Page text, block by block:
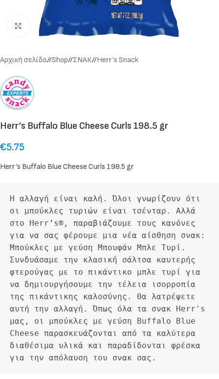
Click to enlarge
Αρχική σελίδα/ Shop/ ΣΝΑΚ/ Herr’s Snack
Herr’s Buffalo Blue Cheese Curls 198.5 gr
€5.75
Herr’s Buffalo Blue Cheese Curls 198.5 gr
Η αλλαγή είναι καλή. Όλοι γνωρίζουν ότι
οι μπούκλες τυριών είναι τσένταρ. Αλλά
στο Herr’s®, παραβιάζουμε τους κανόνες
για να σας φέρουμε μια νέα αίσθηση σνακ:
Μπούκλες με γεύση Μπουφάν Μπλε Τυρί.
Συνδυάσαμε την κλασική σάλτσα καυτερής
φτερούγας με το πικάντικο μπλε τυρί για
να δημιουργήσουμε την τέλεια ισορροπία
της πικάντικης καλοσύνης. Θα λατρέψετε
αυτή την αλλαγή. Όπως όλα τα σνακ Herr's
μας, οι μπούκλες με γεύση Buffalo Blue
Cheese παρασκευάζονται από τα καλύτερα
διαθέσιμα υλικά και παραδίδονται φρέσκα
για την απόλαυση του σνακ σας.